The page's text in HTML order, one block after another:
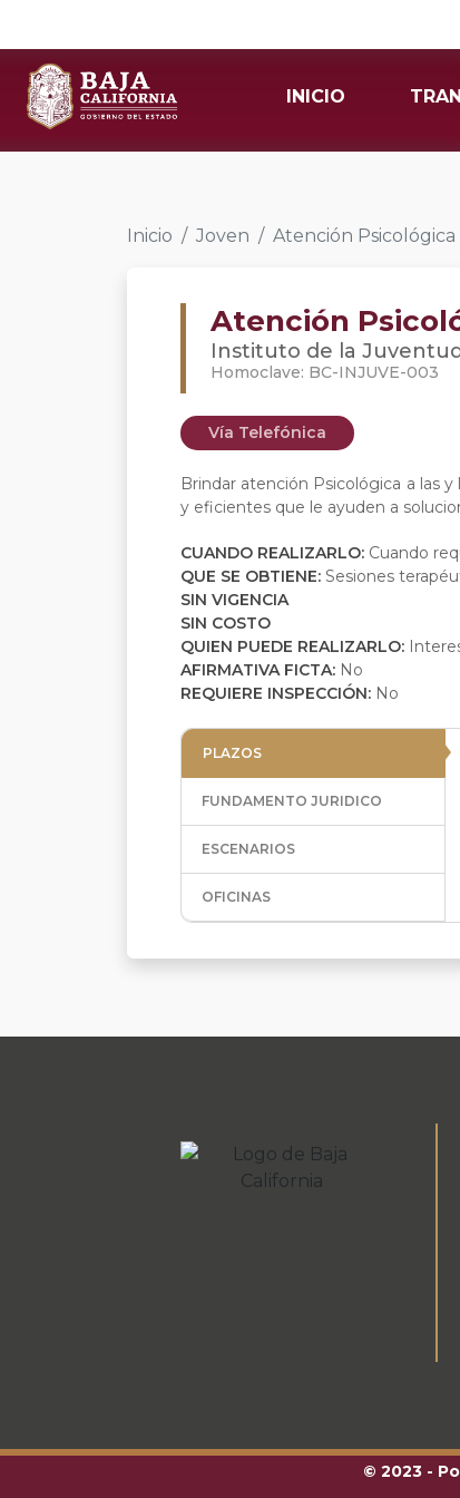
INICIO
Inicio Joven Atención Psicológica
Atención
Instituto de la
Homoclave: BC-INJUVE-003
Vía Telefónica
Brindar atención Psicológica a las
y eficientes que le ayuden a
CUANDO REALIZARLO: Cuando
QUE SE OBTIENE: Sesiones
SIN VIGENCIA
SIN COSTO
QUIEN PUEDE REALIZARLO:
AFIRMATIVA FICTA: No
REQUIERE INSPECCIÓN: No
PLAZOS
FUNDAMENTO JURIDICO
ESCENARIOS
OFICINAS
© 2023 -